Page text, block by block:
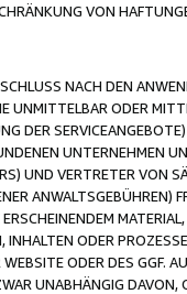
VON
NACH DEN
UNMITTELBAR ODER
DER
UNTERNEHMEN
UND VERTRETER VON
INHALTEN ODER
ODER DES GGF.
UNABHÄNGIG